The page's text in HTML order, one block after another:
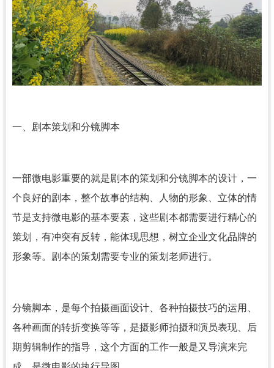
一、剧本策划和分镜脚本
一部微电影重要的就是剧本的策划和分镜脚本的设计，一
个良好的剧本，整个故事的结构、人物的形象、立体的情
节是支持微电影的基本要素，这些剧本都需要进行精心的
策划，有冲突有反转，能体现思想，树立企业文化品牌的
形象等。剧本的策划需要专业的策划老师进行。
分镜脚本，是每个拍摄画面设计、各种拍摄技巧的运用、
各种画面的转折变换等等，是摄影师拍摄和演员表现、后
期剪辑制作的指导，这个方面的工作一般是又导演来完